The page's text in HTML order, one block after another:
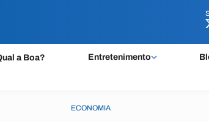
a Boa? Entretenimento
ECONOMIA